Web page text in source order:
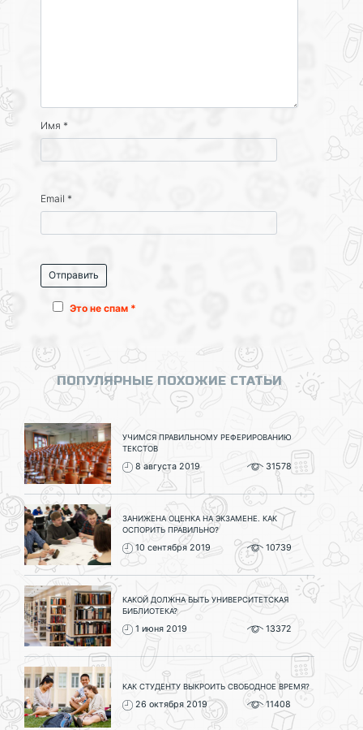
Имя *
Email *
Это не спам *
ПОПУЛЯРНЫЕ ПОХОЖИЕ СТАТЬИ
УЧИМСЯ ПРАВИЛЬНОМУ РЕФЕРИРОВАНИЮ
ТЕКСТОВ
8 августа 2019 31578
ЗАНИЖЕНА ОЦЕНКА НА ЭКЗАМЕНЕ. КАК
ОСПОРИТЬ ПРАВИЛЬНО?
10 сентября 2019 10739
КАКОЙ ДОЛЖНА БЫТЬ УНИВЕРСИТЕТСКАЯ
БИБЛИОТЕКА?
1 июня 2019 13372
КАК СТУДЕНТУ ВЫКРОИТЬ СВОБОДНОЕ ВРЕМЯ?
26 октября 2019 11408